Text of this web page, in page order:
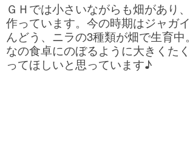
ＧＨでは小さいながらも畑があり
作っています。今の時期はジャガ
んどう、ニラの3種類が畑で生育中
なの食卓にのぼるように大きくた
ってほしいと思っています♪